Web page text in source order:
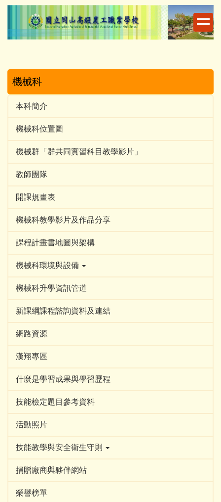
跳
主
機械科
本科簡介
機械科位置圖
機械群「群共同實習科目教學影片」
教師團隊
開課規畫表
機械科教學影片及作品分享
課程計畫書地圖與架構
機械科環境與設備
機械科升學資訊管道
新課綱課程諮詢資料及連結
網路資源
漢翔專區
什麼是學習成果與學習歷程
技能檢定題目參考資料
活動照片
技能教學與安全衛生守則
捐贈廠商與夥伴網站
榮譽榜單